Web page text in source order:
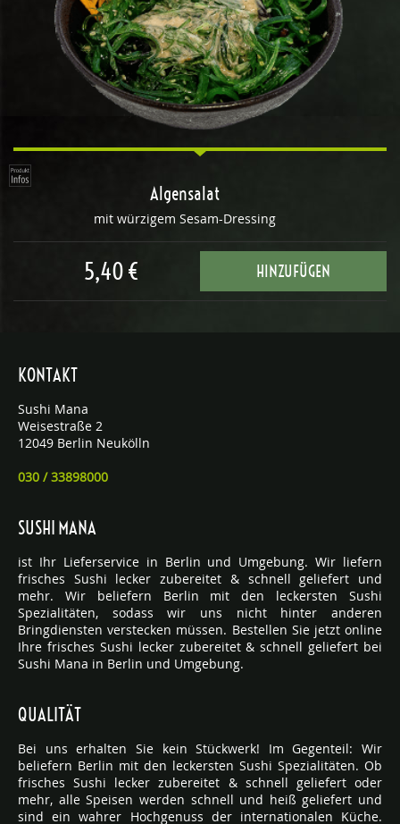
Algensalat
mit würzigem Sesam-Dressing
5,40 € HINZUFÜGEN
KONTAKT
Sushi Mana
Weisestraße 2
12049 Berlin Neukölln
030 / 33898000
SUSHI MANA
ist Ihr Lieferservice in Berlin und Umgebung. Wir liefern
frisches Sushi lecker zubereitet & schnell geliefert und
mehr. Wir beliefern Berlin mit den leckersten Sushi
Spezialitäten, sodass wir uns nicht hinter anderen
Bringdiensten verstecken müssen. Bestellen Sie jetzt online
Ihre frisches Sushi lecker zubereitet & schnell geliefert bei
Sushi Mana in Berlin und Umgebung.
QUALITÄT
Bei uns erhalten Sie kein Stückwerk! Im Gegenteil: Wir
beliefern Berlin mit den leckersten Sushi Spezialitäten. Ob
frisches Sushi lecker zubereitet & schnell geliefert oder
mehr, alle Speisen werden schnell und heiß geliefert und
sind ein wahrer Hochgenuss der internationalen Küche.